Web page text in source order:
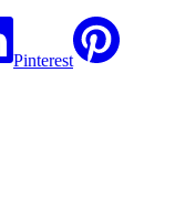
Pinterest